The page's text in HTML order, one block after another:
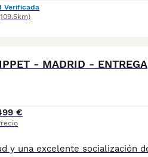
Verificada
- MADRID - ENTREGA
€